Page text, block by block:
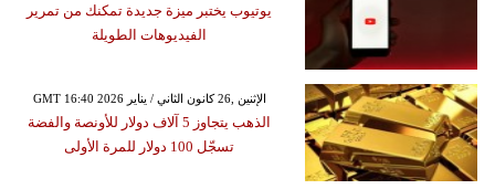
يوتيوب يختبر ميزة جديدة تمكنك من تمرير
الفيديوهات الطويلة
GMT 16:40 2026 الإثنين ,26 كانون الثاني / يناير
الذهب يتجاوز 5 آلاف دولار للأونصة والفضة
تسجّل 100 دولار للمرة الأولى